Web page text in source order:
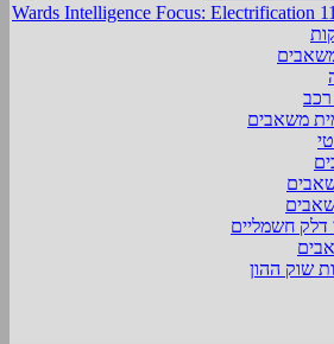
Wards Intelligence Focus: Electrification
רכב
משאבים
חשמליים
שוק ההון